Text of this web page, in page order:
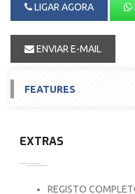
LIGAR AGORA
ENVIAR E-MAIL
FEATURES
EXTRAS
REGISTO